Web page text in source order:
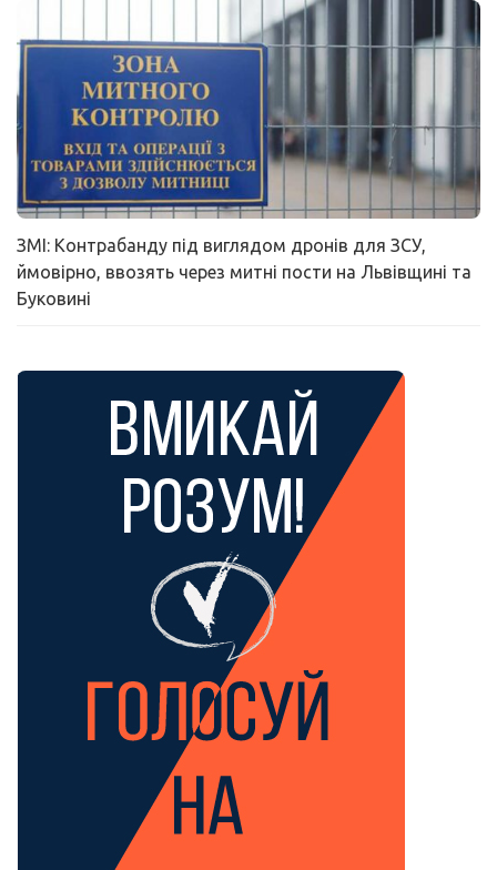
ЗМІ: Контрабанду під виглядом дронів для ЗСУ,
ймовірно, ввозять через митні пости на Львівщині та
Буковині